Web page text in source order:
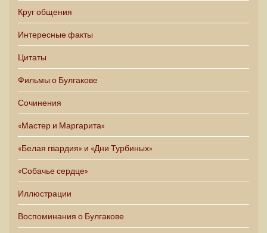
Круг общения
Интересные факты
Цитаты
Фильмы о Булгакове
Сочинения
«Мастер и Маргарита»
«Белая гвардия» и «Дни Турбиных»
«Собачье сердце»
Иллюстрации
Воспоминания о Булгакове